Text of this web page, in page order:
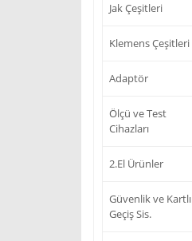
Jak Çeşitleri
Klemens Çeşitleri
Adaptör
Ölçü ve Test
Cihazları
2.El Ürünler
Güvenlik ve Kartlı
Geçiş Sis.